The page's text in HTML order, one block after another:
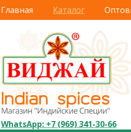
Главная Каталог
WhatsApp: +7 (969) 341-30-66